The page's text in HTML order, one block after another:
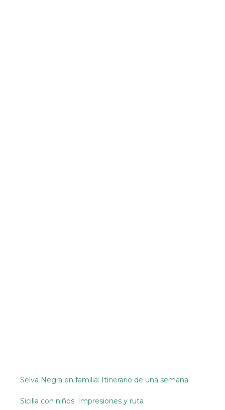
Selva Negra en familia: Itinerario de una semana
Sicilia con niños: Impresiones y ruta